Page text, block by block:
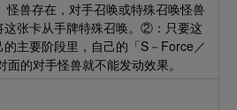
」怪兽存在，对手召唤或特殊召唤怪兽
这张卡从手牌特殊召唤。②：只要这
主要阶段里，自己的「S－Force／
面的对手怪兽就不能发动效果。